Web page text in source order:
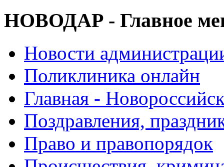
НОВОДАР - Главное
Новости
Поликлиника онлайн
Главная -
Поздравления,
Право и правопорядок